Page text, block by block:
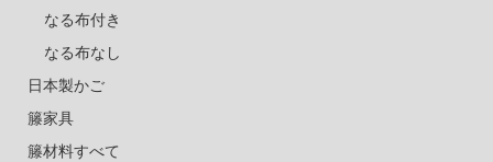
なる布付き
なる布なし
日本製かご
籐家具
籐材料すべて